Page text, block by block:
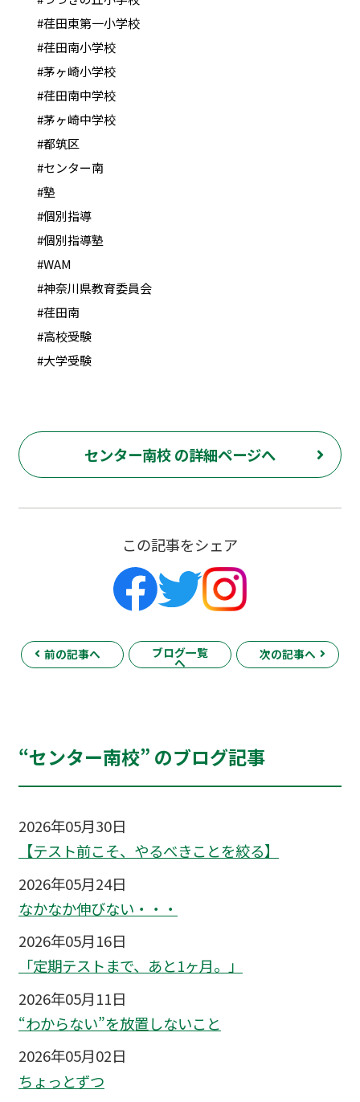
#荏田東第一小学校
#荏田南小学校
#茅ヶ崎小学校
#荏田南中学校
#茅ヶ崎中学校
#都筑区
#センター南
#塾
#個別指導
#個別指導塾
#WAM
#神奈川県教育委員会
#荏田南
#高校受験
#大学受験
センター南校 の詳細ページへ
この記事をシェア
前の記事へ ブログ一覧
へ
次の記事へ
“センター南校” のブログ記事
2026年05月30日
【テスト前こそ、やるべきことを絞る】
2026年05月24日
なかなか伸びない・・・
2026年05月16日
「定期テストまで、あと1ヶ月。」
2026年05月11日
“わからない”を放置しないこと
2026年05月02日
ちょっとずつ